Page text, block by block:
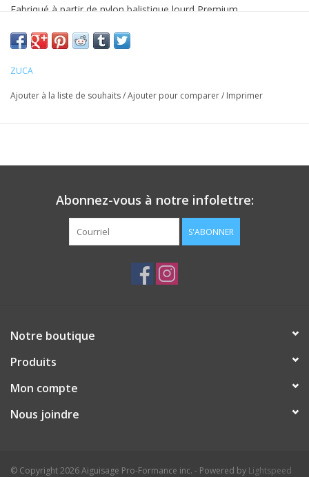
Fabriqué à partir de nylon balistique lourd Premium
Sac seulement, il faut un support (frame) pour y mettre le sac
ZUCA
Ajouter à la liste de souhaits/Ajouter pour comparer/ Imprimer
Abonnez-vous à notre infolettre:
S'ABONNER
Notre boutique
Produits
Mon compte
Nous joindre
© Copyright 2026 Aiguisage Pro-Formance inc. - Powered by Lightspeed